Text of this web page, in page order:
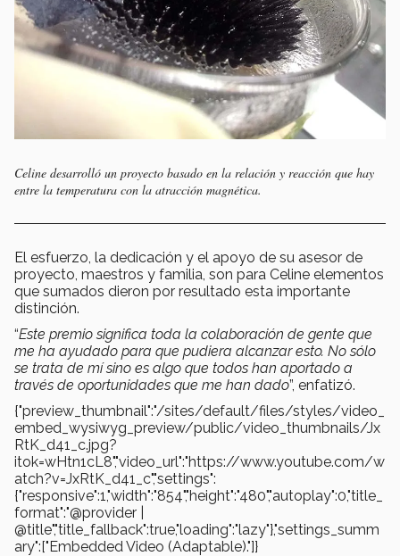
Celine desarrolló un proyecto basado en la relación y reacción que hay
entre la temperatura con la atracción magnética.
El esfuerzo, la dedicación y el apoyo de su asesor de
proyecto, maestros y familia, son para Celine elementos
que sumados dieron por resultado esta importante
distinción.
“Este premio significa toda la colaboración de gente que
me ha ayudado para que pudiera alcanzar esto. No sólo
se trata de mí sino es algo que todos han aportado a
través de oportunidades que me han dado”, enfatizó.
{"preview_thumbnail":"/sites/default/files/styles/video_
embed_wysiwyg_preview/public/video_thumbnails/Jx
RtK_d41_c.jpg?
itok=wHtn1cL8","video_url":"https://www.youtube.com/w
atch?v=JxRtK_d41_c","settings":
{"responsive":1,"width":"854","height":"480","autoplay":0,"title_
format":"@provider |
@title","title_fallback":true,"loading":"lazy"},"settings_summ
ary":["Embedded Video (Adaptable)."]}